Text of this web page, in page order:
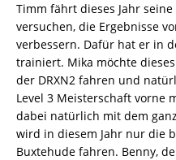
Timm fährt dieses Jahr
versuchen, die Ergebnisse
verbessern. Dafür hat er in
trainiert. Mika möchte
der DRXN2 fahren und
Level 3 Meisterschaft vorne
dabei natürlich mit dem
wird in diesem Jahr nur die
Buxtehude fahren. Benny,